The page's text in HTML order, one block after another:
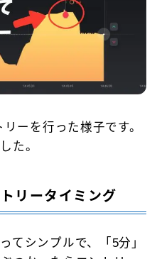
Me
ーを行った様子です。
た。
リータイミング
てシンプルで、「5分」